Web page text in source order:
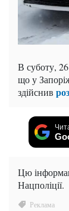
В суботу, 26
що у
здійснив
Цю
Нацполіції.